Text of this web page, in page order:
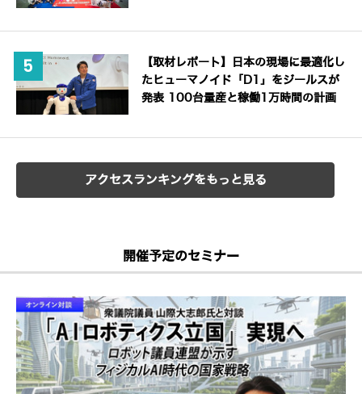
【取材レポート】日本の現場に最適化し
たヒューマノイド「D1」をジールスが
発表 100台量産と稼働1万時間の計画
アクセスランキングをもっと見る
開催予定のセミナー